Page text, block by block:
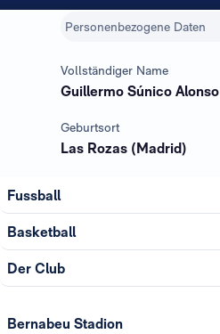
Personenbezogene Daten
Vollständiger Name
Guillermo Súnico Alonso
Geburtsort
Las Rozas (Madrid)
Fussball
Basketball
Der Club
Bernabeu Stadion